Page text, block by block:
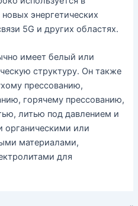
энергетических
5G и других областях.
имеет белый или
структуру. Он также
прессованию,
горячему прессованию,
литью под давлением и
или
материалами,
для